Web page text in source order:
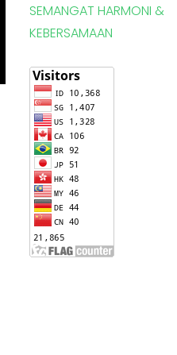
SEMANGAT HARMONI &
KEBERSAMAAN